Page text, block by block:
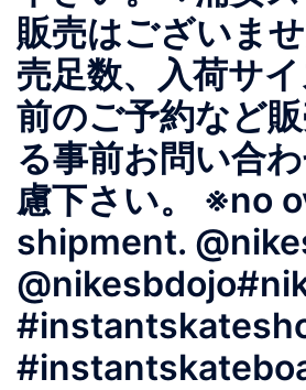
販売はございま
売足数、入荷サ
前のご予約など
る事前お問い合
慮下さい。 ※no
shipment.